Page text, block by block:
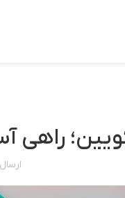
راهی